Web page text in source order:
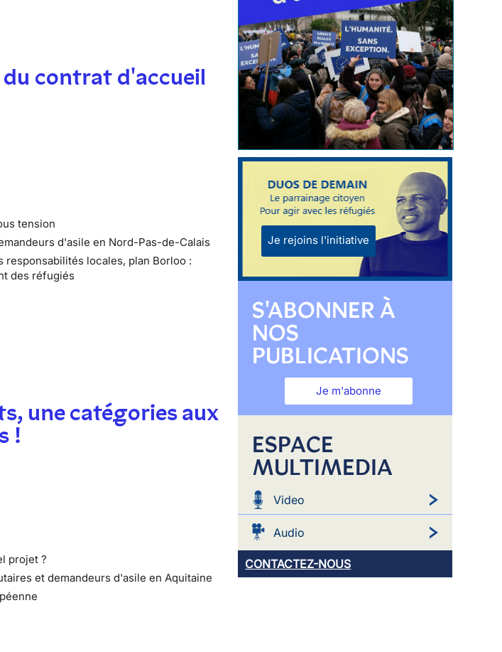
contrat d'accueil
tension
d'asile en Nord-Pas-de-Calais
responsabilités locales, plan Borloo :
des réfugiés
une catégories aux
!
projet ?
et demandeurs d'asile en Aquitaine
Je rejoins l'initiative
S'ABONNER À
NOS
PUBLICATIONS
Je m'abonne
ESPACE
MULTIMEDIA
Video
Audio
CONTACTEZ-NOUS